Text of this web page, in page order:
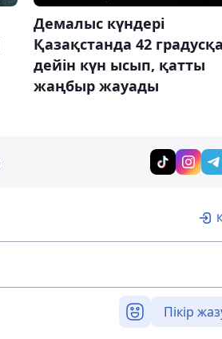
Демалыс күндері
Қазақстанда 42 градусқа
дейін күн ысып, қатты
жаңбыр жауады
Пікір